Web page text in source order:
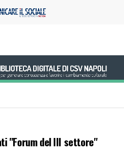
"Forum del III settore"